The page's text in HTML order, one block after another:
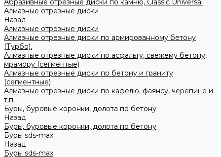
Абразивные отрезные диски по камню, Classic Universal
Алмазные отрезные диски
Назад
Алмазные отрезные диски
Алмазные отрезные диски по армированному бетону
(Турбо).
Алмазные отрезные диски по асфальту, свежему бетону,
мрамору (сегментые)
Алмазные отрезные диски по бетону и граниту
(сегментные)
Алмазные отрезные диски по кафелю, фаянсу, черепице и
т.п.
Буры, буровые коронки, долота по бетону
Назад
Буры, буровые коронки, долота по бетону
Буры sds-max
Назад
Буры sds-max